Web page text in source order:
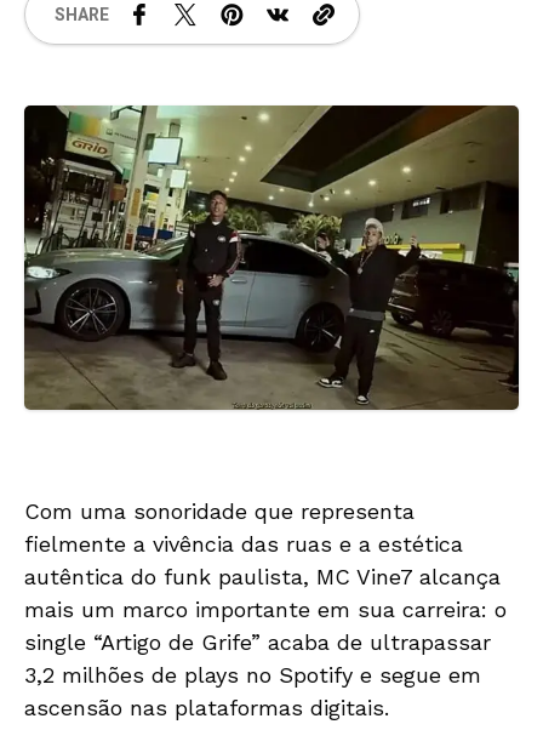
SHARE
Com uma sonoridade que representa
fielmente a vivência das ruas e a estética
autêntica do funk paulista, MC Vine7 alcança
mais um marco importante em sua carreira: o
single “Artigo de Grife” acaba de ultrapassar
3,2 milhões de plays no Spotify e segue em
ascensão nas plataformas digitais.